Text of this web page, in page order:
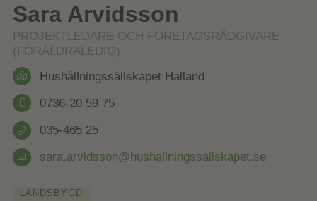
Sara Arvidsson
PROJEKTLEDARE OCH FÖRETAGSRÅDGIVARE
(FÖRÄLDRALEDIG)
Hushållningssällskapet Halland
0736-20 59 75
035-465 25
sara.arvidsson@hushallningssallskapet.se
LANDSBYGD